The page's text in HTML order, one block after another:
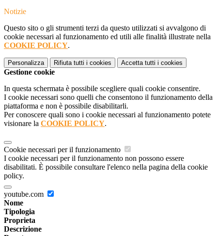
Notizie
Questo sito o gli strumenti terzi da questo utilizzati si avvalgono di
cookie necessari al funzionamento ed utili alle finalità illustrate nella
COOKIE POLICY.
Personalizza Rifiuta tutti i cookies Accetta tutti i cookies
Gestione cookie
In questa schermata è possibile scegliere quali cookie consentire.
I cookie necessari sono quelli che consentono il funzionamento della
piattaforma e non è possibile disabilitarli.
Per conoscere quali sono i cookie necessari al funzionamento potete
visionare la COOKIE POLICY.
Cookie necessari per il funzionamento
I cookie necessari per il funzionamento non possono essere
disabilitati. È possibile consultare l'elenco nella pagina della cookie
policy.
youtube.com
Nome
Tipologia
Proprieta
Descrizione